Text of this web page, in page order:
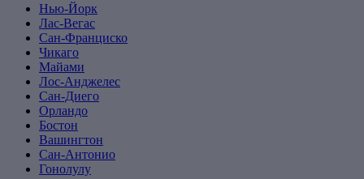
Нью-Йорк
Лас-Вегас
Сан-Франциско
Чикаго
Майами
Лос-Анджелес
Сан-Диего
Орландо
Бостон
Вашингтон
Сан-Антонио
Гонолулу